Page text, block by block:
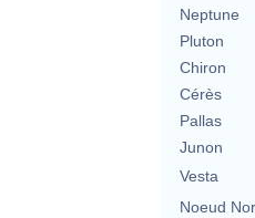
Neptune
Pluton
Chiron
Cérès
Pallas
Junon
Vesta
Noeud